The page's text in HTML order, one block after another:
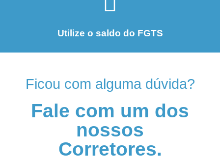
Utilize o saldo do FGTS
Ficou com alguma dúvida?
Fale com um dos
nossos
Corretores.